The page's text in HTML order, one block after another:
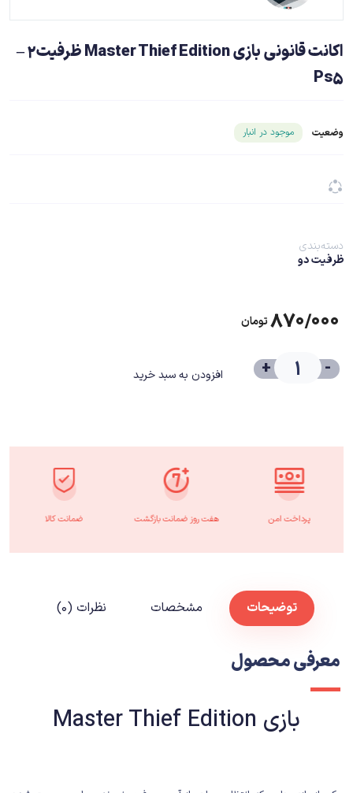
اکانت قانونی بازی Master Thief Edition ظرفیت2 –
Ps5
وضعیت موجود در انبارشناسه محصول ۲۲۹۶۶
دسته‌بندی
ظرفیت دو
۸۷۰/۰۰۰تومان
-
+ افزودن به سبد خرید
پرداخت امن هفت روز ضمانت بازگشت ضمانت کالا
توضیحات مشخصات نظرات (۰)
معرفی محصول
بازی Master Thief Edition